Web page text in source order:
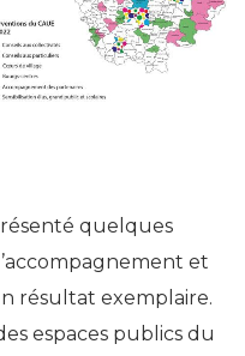
quelques
et
résultat exemplaire.
espaces publics du